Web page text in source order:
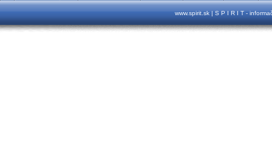
www.spirit.sk | S P I R I T -